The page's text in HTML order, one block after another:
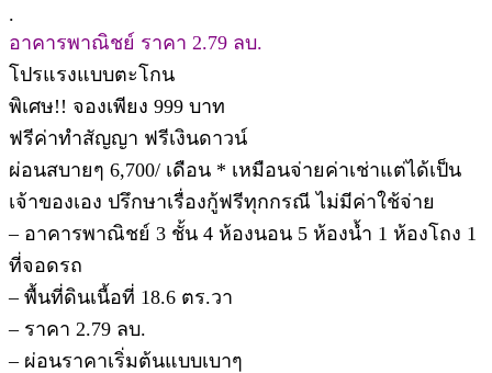
.
อาคารพาณิชย์ ราคา 2.79 ลบ.
โปรแรงแบบตะโกน
พิเศษ!! จองเพียง 999 บาท
ฟรีค่าทำสัญญา ฟรีเงินดาวน์
ผ่อนสบายๆ 6,700/ เดือน * เหมือนจ่ายค่าเช่าแต่ได้เป็น
เจ้าของเอง ปรึกษาเรื่องกู้ฟรีทุกกรณี ไม่มีค่าใช้จ่าย
– อาคารพาณิชย์ 3 ชั้น 4 ห้องนอน 5 ห้องน้ำ 1 ห้องโถง 1
ที่จอดรถ
– พื้นที่ดินเนื้อที่ 18.6 ตร.วา
– ราคา 2.79 ลบ.
– ผ่อนราคาเริ่มต้นแบบเบาๆ